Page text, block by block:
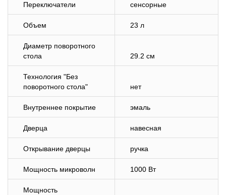
Переключатели сенсорные
Объем 23 л
Диаметр поворотного
стола
29.2 см
Технология "Без
поворотного стола"
нет
Внутреннее покрытие эмаль
Дверца навесная
Открывание дверцы ручка
Мощность микроволн 1000 Вт
Мощность